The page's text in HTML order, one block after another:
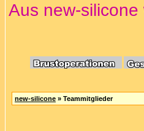
Aus new-
new-silicone » Teammitglieder